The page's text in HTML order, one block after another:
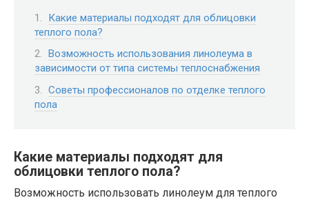
Какие материалы подходят для облицовки
теплого пола?
Возможность использования линолеума в
зависимости от типа системы теплоснабжения
Советы профессионалов по отделке теплого
пола
Какие материалы подходят для
облицовки теплого пола?
Возможность использовать линолеум для теплого